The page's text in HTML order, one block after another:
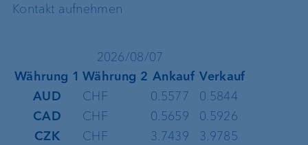
Kontakt aufnehmen
2026/08/07
Währung 1 Währung 2 Ankauf Verkauf
AUD
CHF 0.5577
0.5844
CAD
CHF 0.5659
0.5926
CZK
CHF 3.7439
3.9785